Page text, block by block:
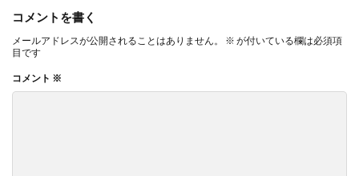
コメントを書く
メールアドレスが公開されることはありません。 ※ が付いている欄は必須項
目です
コメント ※